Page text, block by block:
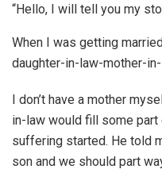
“Hello, I will tell you my
When I was getting
daughter-in-law-mother-
I don’t have a mother
in-law would fill some
suffering started. He told
son and we should part